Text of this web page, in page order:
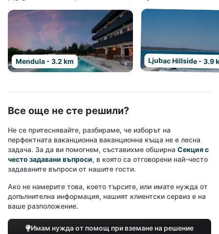
Mendula - 3.2 km Ljubac Hillside - 3.9
Все още не сте решили?
Не се притеснявайте, разбираме, че изборът на
перфектната ваканционна ваканционна къща не е лесна
задача. За да ви помогнем, съставихме обширна Секция с
често задавани въпроси, в която са отговорени най-често
задаваните въпроси от нашите гости.
Ако не намерите това, което търсите, или имате нужда от
допълнителна информация, нашият клиентски сервиз е на
ваше разположение.
Имам нужда от помощ при вземане на решение